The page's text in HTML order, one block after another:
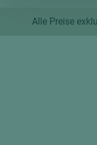
Alle Preise